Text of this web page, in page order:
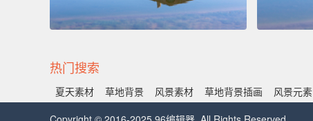
热门搜索
夏天素材 草地背景 风景素材 草地背景插画 风景元素